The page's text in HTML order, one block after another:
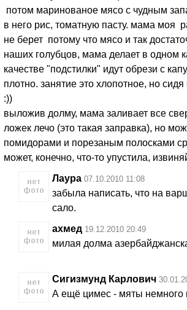
потом маринованое мясо с чудным
в него рис, томатную пасту. мама моя
не берет потому что мясо и так
наших голубцов, мама делает в одном
качестве "подстилки" идут обрези с
плотно. занятие это хлопотное, но
:))
выложив долму, мама заливает все
ложек лечо (это такая заправка), но
помидорами и порезаным полосками
может, конечно, что-то упустила,
Лаура 07.10.2010 11:08
забыла написать, что на
сало.
ахмед 19.12.2010 20:49
милая долма
Сигизмунд Карлович
А ещё цимес - мяты немного